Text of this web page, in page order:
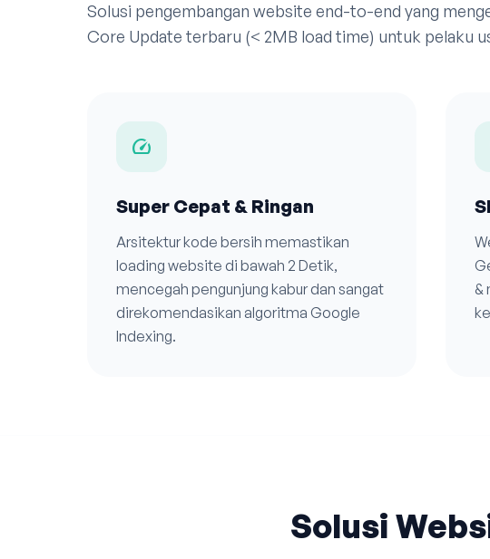
Solusi pengembangan website end-to-end yang
Core Update terbaru (< 2MB load time) untuk pelaku
speed
Super Cepat & Ringan
Arsitektur kode bersih memastikan
loading website di bawah 2 Detik,
mencegah pengunjung kabur dan sangat
direkomendasikan algoritma Google
Indexing.
&
Solusi